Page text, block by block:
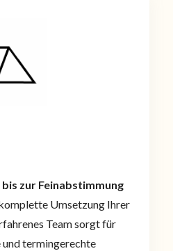
zur Feinabstimmung
Umsetzung Ihrer
Team sorgt für
und termingerechte